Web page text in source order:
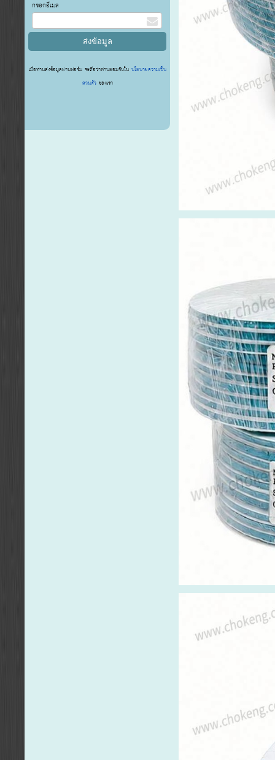
กรอกอีเมล
เมื่อท่านส่งข้อมูลผ่านฟอร์ม จะถือว่าท่านยอมรับในนโยบายความเป็น
ส่วนตัว ของเรา